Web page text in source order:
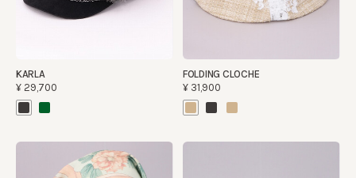
KARLA
¥29,700
FOLDING CLOCHE
¥31,900